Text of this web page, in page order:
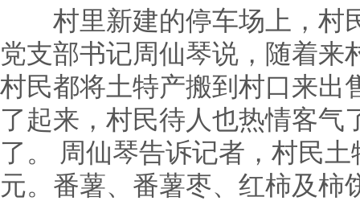
村里新建的停车场上，村
党支部书记周仙琴说，随着来
村民都将土特产搬到村口来出
了起来，村民待人也热情客气
了。 周仙琴告诉记者，村民
元。番薯、番薯枣、红柿及柿